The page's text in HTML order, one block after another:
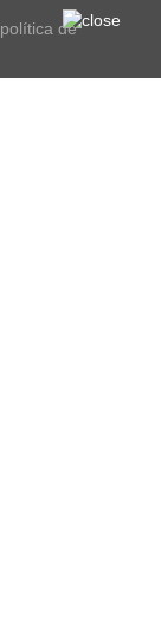
política de